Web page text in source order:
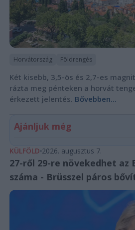
Horvátország Földrengés
Két kisebb, 3,5-ös és 2,7-es
rázta meg pénteken a horvát
érkezett jelentés. Bővebben...
Ajánljuk még
KÜLFÖLD 2026. augusztus 7.
27-ről 29-re növekedhet az
száma - Brüsszel páros